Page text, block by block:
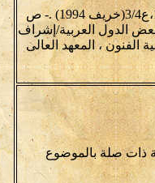
- أحمد أبو سعد . معجم آلات الطرب فى الموسيقى الشعبية .- الحداثة .- س1،ع3/4(خريف 1994) .- ص
الدول العربية/إشراف
- أكاديمية الفنون ، المعهد العالى
ذات صلة بالموضوع